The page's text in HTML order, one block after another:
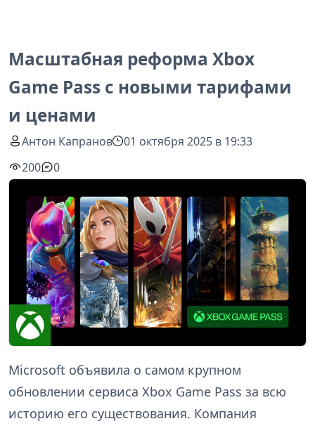
Масштабная реформа Xbox
Game Pass с новыми тарифами
и ценами
Антон Капранов
01 октября 2025 в 19:33
200
0
Microsoft объявила о самом крупном
обновлении сервиса Xbox Game Pass за всю
историю его существования. Компания